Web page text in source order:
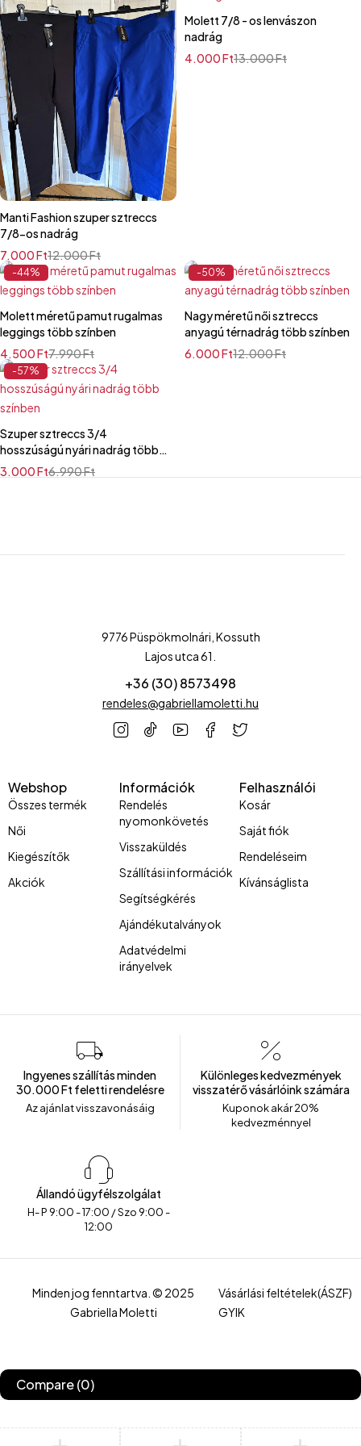
Manti Fashion szuper sztreccs
7/8-os nadrág
12.000Ft
7.000Ft
Molett 7/8 - os lenvászon
nadrág
13.000Ft
4.000Ft
-44%
Molett méretű pamut rugalmas
leggings több színben
7.990Ft
4.500Ft
-50%
Nagy méretű női sztreccs
anyagú térnadrág több színben
12.000Ft
6.000Ft
-57%
Szuper sztreccs 3/4
hosszúságú nyári nadrág több
színben 6.990Ft
3.000Ft
9776 Püspökmolnári, Kossuth
Lajos utca 61.
+36 (30) 8573498
rendeles@gabriellamoletti.hu
Webshop
Összes termék
Női
Kiegészítők
Akciók
Információk
Rendelés
nyomonkövetés
Visszaküldés
Szállítási információk
Segítségkérés
Ajándékutalványok
Adatvédelmi
irányelvek
Felhasználói
Kosár
Saját fiók
Rendeléseim
Kívánságlista
Ingyenes szállítás minden
30.000 Ft feletti rendelésre
Az ajánlat visszavonásáig
Különleges kedvezmények
visszatérő vásárlóink számára
Kuponok akár 20%
kedvezménnyel
Állandó ügyfélszolgálat
H- P 9:00 - 17:00 / Szo 9:00 -
12:00
Minden jog fenntartva. © 2025
Gabriella Moletti
Vásárlási feltételek(ÁSZF)
GYIK
Compare(0)